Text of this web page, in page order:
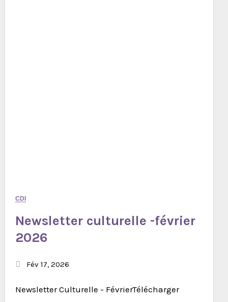
CDI
Newsletter culturelle -février
2026
Fév 17, 2026
Newsletter Culturelle - FévrierTélécharger